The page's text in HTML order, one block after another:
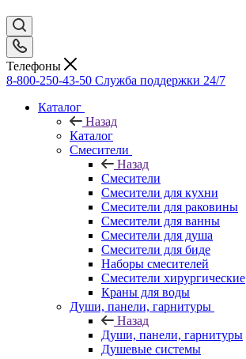
Телефоны
8-800-250-43-50 Служба поддержки 24/7
Каталог
Назад
Каталог
Смесители
Назад
Смесители
Смесители для кухни
Смесители для раковины
Смесители для ванны
Смесители для душа
Смесители для биде
Наборы смесителей
Смесители хирургические
Краны для воды
Души, панели, гарнитуры
Назад
Души, панели, гарнитуры
Душевые системы